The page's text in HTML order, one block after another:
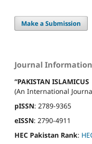
Make a Submission
Journal Information
“PAKISTAN ISLAMICUS
(An International
pISSN: 2789-9365
eISSN: 2790-4911
HEC Pakistan Rank: